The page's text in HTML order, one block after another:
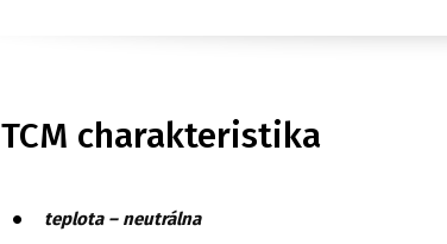
TCM charakteristika
teplota – neutrálna